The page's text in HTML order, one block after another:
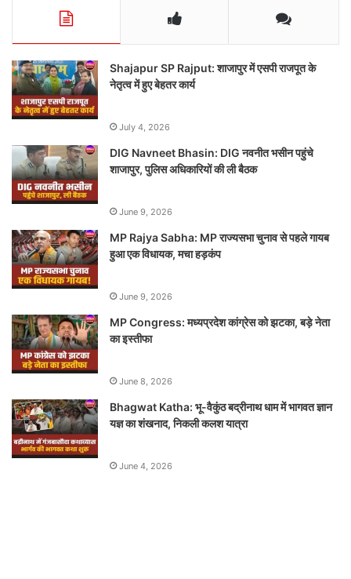
Shajapur SP Rajput: शाजापुर में एसपी राजपूत के
नेतृत्व में हुए बेहतर कार्य
July 4, 2026
DIG Navneet Bhasin: DIG नवनीत भसीन पहुंचे
शाजापुर, पुलिस अधिकारियों की ली बैठक
June 9, 2026
MP Rajya Sabha: MP राज्यसभा चुनाव से पहले गायब
हुआ एक विधायक, मचा हड़कंप
June 9, 2026
MP Congress: मध्यप्रदेश कांग्रेस को झटका, बड़े नेता
का इस्तीफा
June 8, 2026
Bhagwat Katha: भू-वैकुंठ बद्रीनाथ धाम में भागवत ज्ञान
यज्ञ का शंखनाद, निकली कलश यात्रा
June 4, 2026